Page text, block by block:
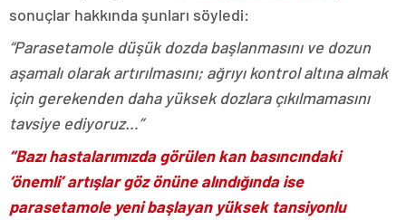
sonuçlar hakkında şunları söyledi:
“Parasetamole düşük dozda başlanmasını ve dozun
aşamalı olarak artırılmasını; ağrıyı kontrol altına almak
için gerekenden daha yüksek dozlara çıkılmamasını
tavsiye ediyoruz…”
“Bazı hastalarımızda görülen kan basıncındaki
‘önemli’ artışlar göz önüne alındığında ise
parasetamole yeni başlayan yüksek tansiyonlu